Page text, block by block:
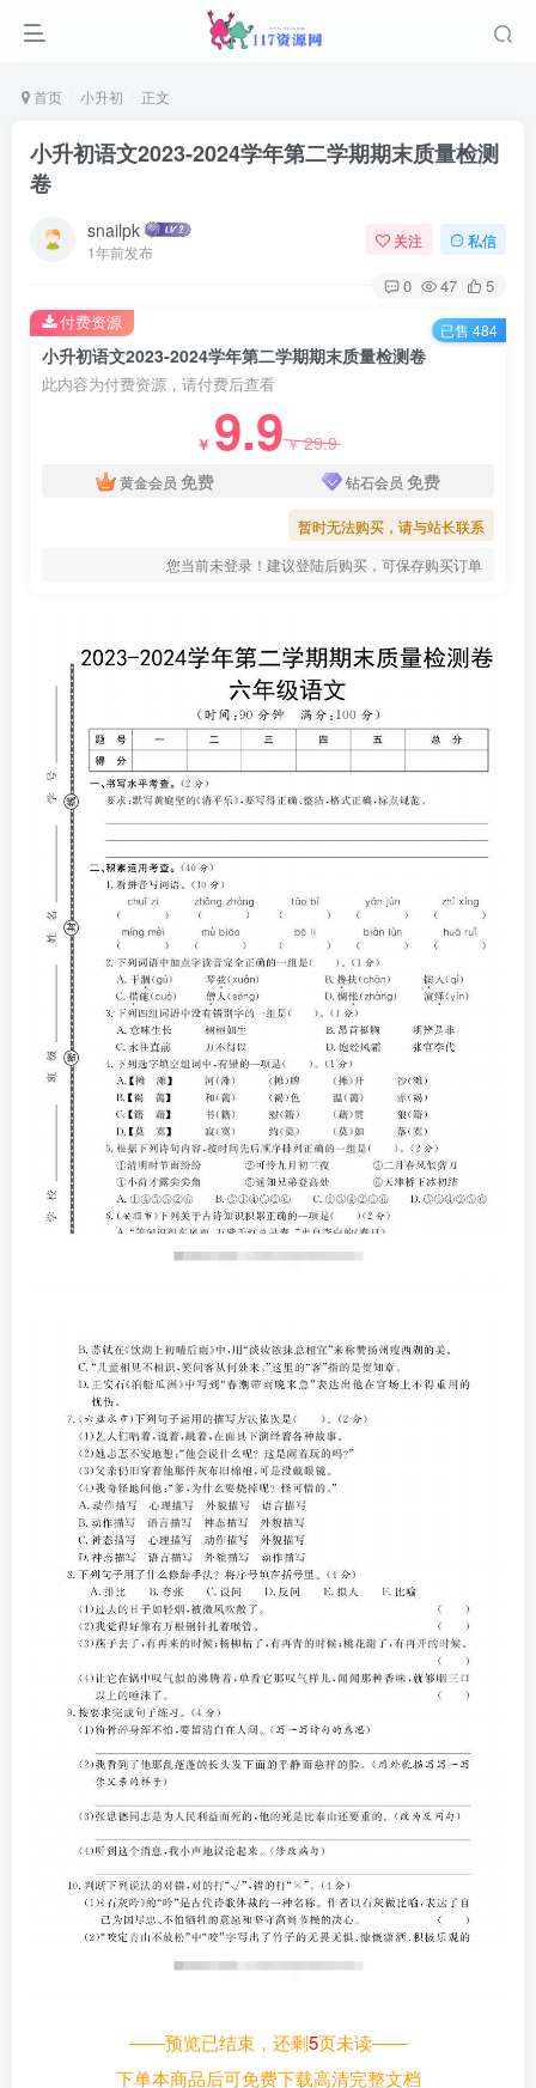
首页 小升初 正文
小升初语文2023-2024学年第二学期期末质量检测
卷
snailpk
1年前发布
关注 私信
0 47 5
小升初语文2023-2024学年第二学期期末质量检测卷
此内容为付费资源，请付费后查看
￥ 9.9￥29.9
黄金会员 免费 钻石会员 免费
暂时无法购买，请与站长联系
您当前未登录！建议登陆后购买，可保存购买订单
付费资源 已售 484
——预览已结束，还剩5页未读——
下单本商品后可免费下载高清完整文档